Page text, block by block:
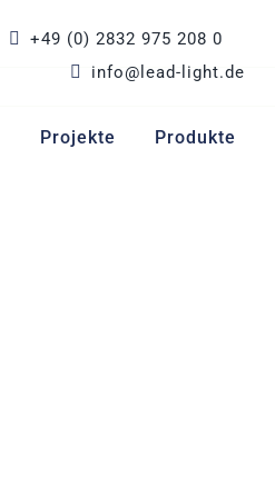
+49 (0) 2832 975 208 0
info@lead-light.de
Projekte Produkte